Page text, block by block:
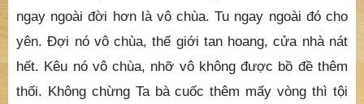
ngay ngoài đời hơn là vô chùa. Tu ngay ngoài đó cho
yên. Đợi nó vô chùa, thế giới tan hoang, cửa nhà nát
hết. Kêu nó vô chùa, nhỡ vô không được bồ đề thêm
thối. Không chừng Ta bà cuốc thêm mấy vòng thì tội